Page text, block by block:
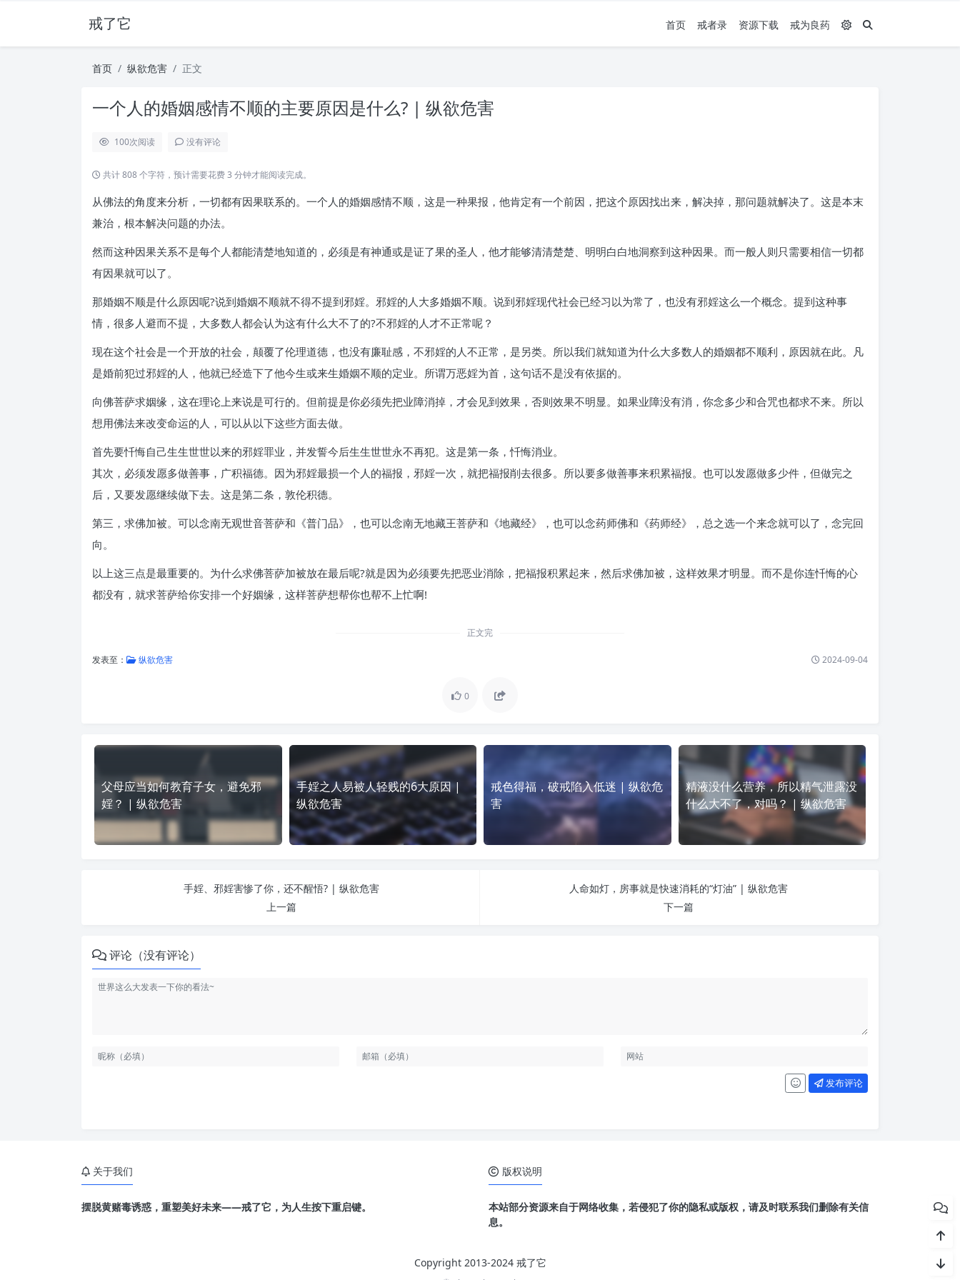
戒了它 首页 戒者录 资源下载 戒为良药
首页 纵欲危害 正文
一个人的婚姻感情不顺的主要原因是什么? | 纵欲危害
100次阅读 没有评论
共计 808 个字符，预计需要花费 3 分钟才能阅读完成。
从佛法的角度来分析，一切都有因果联系的。一个人的婚姻感情不顺，这是一种果报，他肯定有一个前因，把这个原因找出来，解决掉，那问题就解决了。这是本末
兼治，根本解决问题的办法。
然而这种因果关系不是每个人都能清楚地知道的，必须是有神通或是证了果的圣人，他才能够清清楚楚、明明白白地洞察到这种因果。而一般人则只需要相信一切都
有因果就可以了。
那婚姻不顺是什么原因呢?说到婚姻不顺就不得不提到邪婬。邪婬的人大多婚姻不顺。说到邪婬现代社会已经习以为常了，也没有邪婬这么一个概念。提到这种事
情，很多人避而不提，大多数人都会认为这有什么大不了的?不邪婬的人才不正常呢？
现在这个社会是一个开放的社会，颠覆了伦理道德，也没有廉耻感，不邪婬的人不正常，是另类。所以我们就知道为什么大多数人的婚姻都不顺利，原因就在此。凡
是婚前犯过邪婬的人，他就已经造下了他今生或来生婚姻不顺的定业。所谓万恶婬为首，这句话不是没有依据的。
向佛菩萨求姻缘，这在理论上来说是可行的。但前提是你必须先把业障消掉，才会见到效果，否则效果不明显。如果业障没有消，你念多少和合咒也都求不来。所以
想用佛法来改变命运的人，可以从以下这些方面去做。
首先要忏悔自己生生世世以来的邪婬罪业，并发誓今后生生世世永不再犯。这是第一条，忏悔消业。
其次，必须发愿多做善事，广积福德。因为邪婬最损一个人的福报，邪婬一次，就把福报削去很多。所以要多做善事来积累福报。也可以发愿做多少件，但做完之
后，又要发愿继续做下去。这是第二条，敦伦积德。
第三，求佛加被。可以念南无观世音菩萨和《普门品》，也可以念南无地藏王菩萨和《地藏经》，也可以念药师佛和《药师经》，总之选一个来念就可以了，念完回
向。
以上这三点是最重要的。为什么求佛菩萨加被放在最后呢?就是因为必须要先把恶业消除，把福报积累起来，然后求佛加被，这样效果才明显。而不是你连忏悔的心
都没有，就求菩萨给你安排一个好姻缘，这样菩萨想帮你也帮不上忙啊!
正文完
发表至： 纵欲危害 2024-09-04
0
父母应当如何教育子女，避免邪
婬？ | 纵欲危害
手婬之人易被人轻贱的6大原因 |
纵欲危害
戒色得福，破戒陷入低迷 | 纵欲危
害
精液没什么营养，所以精气泄露没
什么大不了，对吗？ | 纵欲危害
手婬、邪婬害惨了你，还不醒悟? | 纵欲危害
上一篇
人命如灯，房事就是快速消耗的“灯油” | 纵欲危害
下一篇
评论（没有评论）
发布评论
关于我们
摆脱黄赌毒诱惑，重塑美好未来——戒了它，为人生按下重启键。
版权说明
本站部分资源来自于网络收集，若侵犯了你的隐私或版权，请及时联系我们删除有关信
息。
Copyright 2013-2024 戒了它